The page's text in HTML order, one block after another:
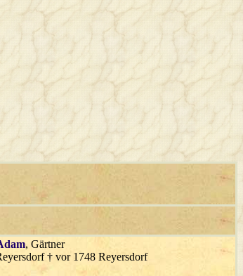
, Gärtner
† vor 1748 Reyersdorf